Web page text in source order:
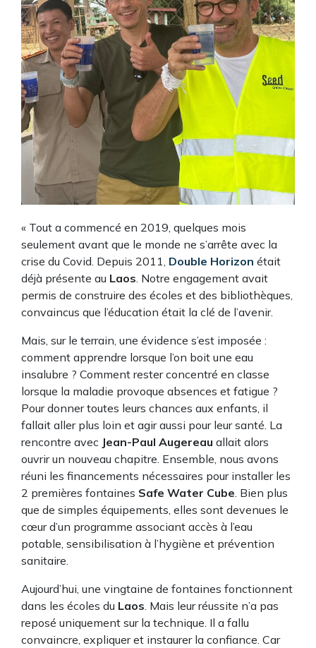
« Tout a commencé en 2019, quelques mois
seulement avant que le monde ne s’arrête avec la
crise du Covid. Depuis 2011, Double Horizon était
déjà présente au Laos . Notre engagement avait
permis de construire des écoles et des bibliothèques,
convaincus que l’éducation était la clé de l’avenir.
Mais, sur le terrain, une évidence s’est imposée :
comment apprendre lorsque l’on boit une eau
insalubre ? Comment rester concentré en classe
lorsque la maladie provoque absences et fatigue ?
Pour donner toutes leurs chances aux enfants, il
fallait aller plus loin et agir aussi pour leur santé. La
rencontre avec Jean-Paul Augereau allait alors
ouvrir un nouveau chapitre. Ensemble, nous avons
réuni les financements nécessaires pour installer les
2 premières fontaines Safe Water Cube . Bien plus
que de simples équipements, elles sont devenues le
cœur d’un programme associant accès à l’eau
potable, sensibilisation à l’hygiène et prévention
sanitaire.
Aujourd’hui, une vingtaine de fontaines fonctionnent
dans les écoles du Laos . Mais leur réussite n’a pas
reposé uniquement sur la technique. Il a fallu
convaincre, expliquer et instaurer la confiance. Car